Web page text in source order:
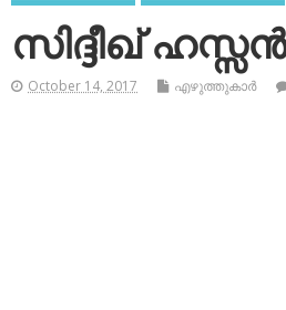
സിദ്ദീഖ്
October 14, 2017 എഴുത്തുകാര്‍